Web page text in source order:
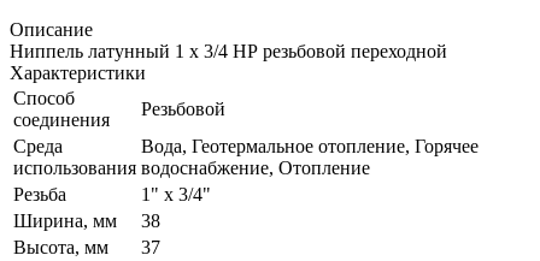
Описание
Ниппель латунный 1 x 3/4 НР резьбовой переходной
Характеристики
Способ
соединения
Резьбовой
Среда
использования
Вода, Геотермальное отопление, Горячее
водоснабжение, Отопление
Резьба
1" x 3/4"
Ширина, мм
38
Высота, мм
37